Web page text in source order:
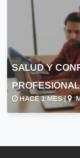
SALUD Y
HACE 1 MES |